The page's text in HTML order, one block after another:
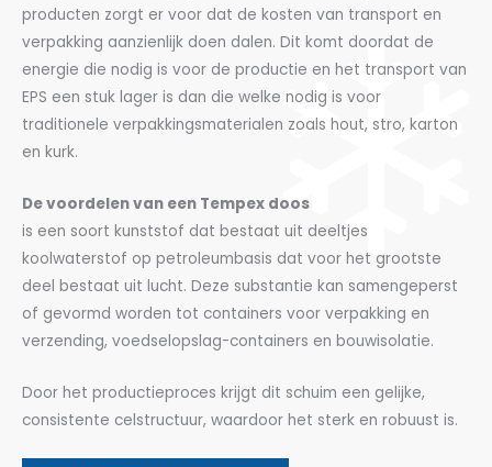
producten zorgt er voor dat de kosten van transport en
verpakking aanzienlijk doen dalen. Dit komt doordat de
energie die nodig is voor de productie en het transport van
EPS een stuk lager is dan die welke nodig is voor
traditionele verpakkingsmaterialen zoals hout, stro, karton
en kurk.
De voordelen van een Tempex doos
is een soort kunststof dat bestaat uit deeltjes
koolwaterstof op petroleumbasis dat voor het grootste
deel bestaat uit lucht. Deze substantie kan samengeperst
of gevormd worden tot containers voor verpakking en
verzending, voedselopslag-containers en bouwisolatie.
Door het productieproces krijgt dit schuim een gelijke,
consistente celstructuur, waardoor het sterk en robuust is.